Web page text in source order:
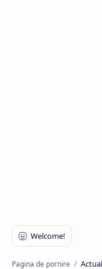
Pagina de pornire Actual